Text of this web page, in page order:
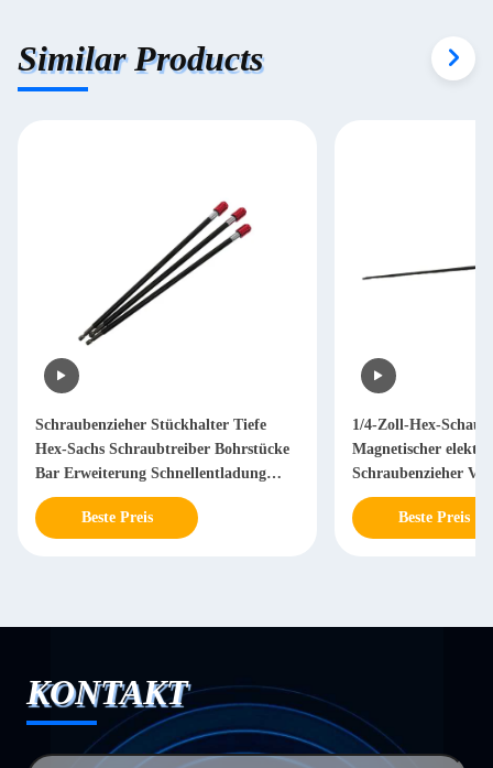
Similar Products
Schraubenzieher Stückhalter Tiefe
Hex-Sachs Schraubtreiber Bohrstücke
Bar Erweiterung Schnellentladung
Power-Tool-Zubehör
Beste Preis
1/4-Zoll-Hex-
Magnetischer
Schraubenzieher
Halter Bohrer
Verlängerung
Beste Preis
KONTAKT